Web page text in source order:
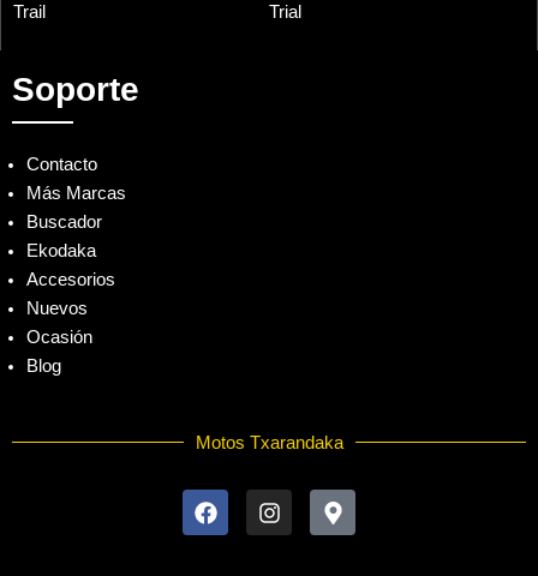
Trail Trial
Soporte
Contacto
Más Marcas
Buscador
Ekodaka
Accesorios
Nuevos
Ocasión
Blog
Motos Txarandaka
a
c
n
s
a
p